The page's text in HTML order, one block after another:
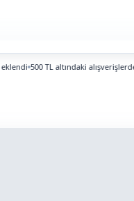
500 TL altındaki alışverişlerde